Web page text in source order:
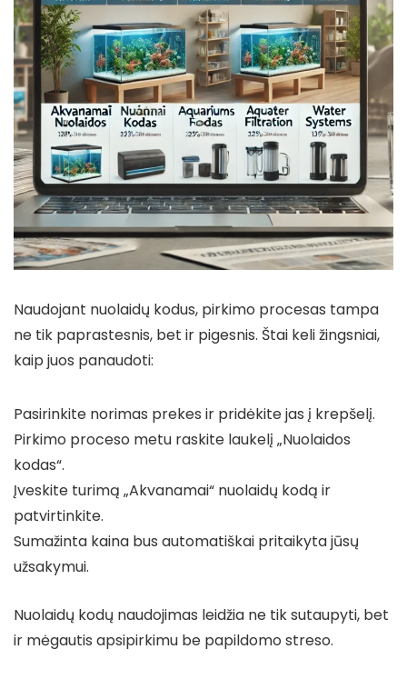
Naudojant nuolaidų kodus, pirkimo procesas tampa
ne tik paprastesnis, bet ir pigesnis. Štai keli žingsniai,
kaip juos panaudoti:
Pasirinkite norimas prekes ir pridėkite jas į krepšelį.
Pirkimo proceso metu raskite laukelį „Nuolaidos
kodas“.
Įveskite turimą „Akvanamai“ nuolaidų kodą ir
patvirtinkite.
Sumažinta kaina bus automatiškai pritaikyta jūsų
užsakymui.
Nuolaidų kodų naudojimas leidžia ne tik sutaupyti, bet
ir mėgautis apsipirkimu be papildomo streso.